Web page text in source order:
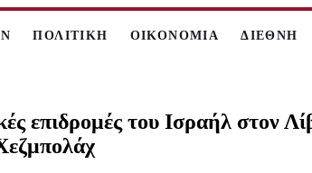
ΠΟΛΙΤΙΚΗ ΟΙΚΟΝΟΜΙΑ ΔΙΕΘΝΗ
επιδρομές του Ισραήλ στον